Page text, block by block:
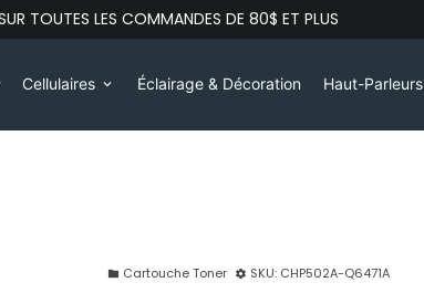
TOUTES LES COMMANDES DE 80$ ET PLUS
Cellulaires keyboard_arrow_down Éclairage & Décoration Haut-Parleurs
folder Cartouche Toner settings SKU: CHP502A-Q6471A